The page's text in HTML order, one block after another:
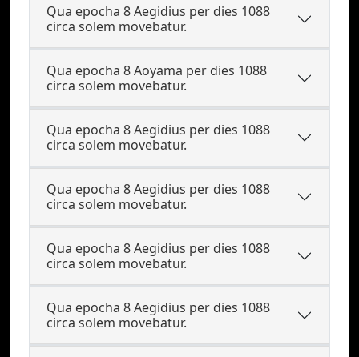
Qua epocha 8 Aegidius per dies 1088
circa solem movebatur.
Qua epocha 8 Aoyama per dies 1088
circa solem movebatur.
Qua epocha 8 Aegidius per dies 1088
circa solem movebatur.
Qua epocha 8 Aegidius per dies 1088
circa solem movebatur.
Qua epocha 8 Aegidius per dies 1088
circa solem movebatur.
Qua epocha 8 Aegidius per dies 1088
circa solem movebatur.